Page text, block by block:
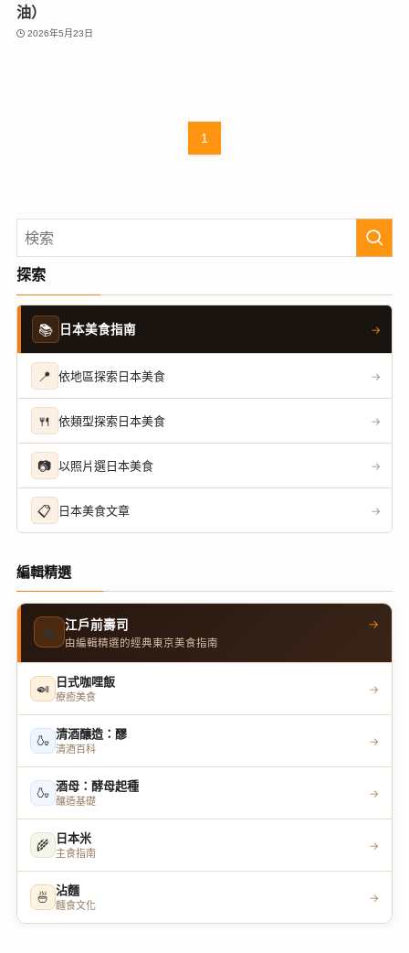
油）
2026年5月23日
1
探索
📚 日本美食指南 →
📍 依地區探索日本美食 →
🍴 依類型探索日本美食 →
📷 以照片選日本美食 →
📋 日本美食文章 →
編輯精選
🍣 江戶前壽司
由編輯精選的經典東京美食指南
→
🍛 日式咖哩飯
療癒美食
→
🍶 清酒釀造：醪
清酒百科
→
🍶 酒母：酵母起種
釀造基礎
→
🌾 日本米
主食指南
→
🍜 沾麵
麵食文化
→